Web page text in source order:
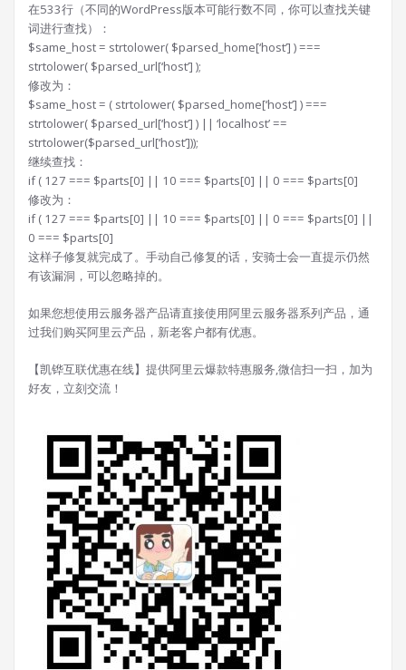
在533行（不同的WordPress版本可能行数不同，你可以查找关键
词进行查找）：
$same_host = strtolower( $parsed_home[‘host’] ) ===
strtolower( $parsed_url[‘host’] );
修改为：
$same_host = ( strtolower( $parsed_home[‘host’] ) ===
strtolower( $parsed_url[‘host’] ) || ‘localhost’ ==
strtolower($parsed_url[‘host’]));
继续查找：
if ( 127 === $parts[0] || 10 === $parts[0] || 0 === $parts[0]
修改为：
if ( 127 === $parts[0] || 10 === $parts[0] || 0 === $parts[0] ||
0 === $parts[0]
这样子修复就完成了。手动自己修复的话，安骑士会一直提示仍然
有该漏洞，可以忽略掉的。
如果您想使用云服务器产品请直接使用阿里云服务器系列产品，通
过我们购买阿里云产品，新老客户都有优惠。
【凯铧互联优惠在线】提供阿里云爆款特惠服务,微信扫一扫，加为
好友，立刻交流！